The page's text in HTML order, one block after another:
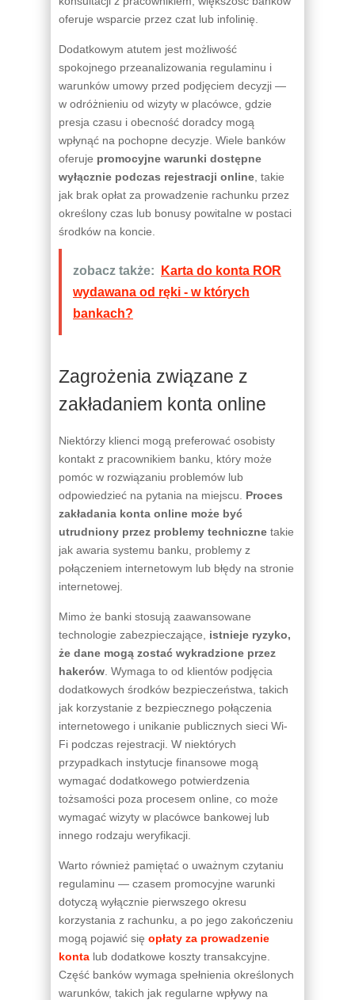
oferuje wsparcie przez czat lub infolinię.
Dodatkowym atutem jest możliwość
spokojnego przeanalizowania regulaminu i
warunków umowy przed podjęciem decyzji —
w odróżnieniu od wizyty w placówce, gdzie
presja czasu i obecność doradcy mogą
wpłynąć na pochopne decyzje. Wiele banków
oferuje promocyjne warunki dostępne
wyłącznie podczas rejestracji online , takie
jak brak opłat za prowadzenie rachunku przez
określony czas lub bonusy powitalne w postaci
środków na koncie.
zobacz także:
Karta do konta ROR
wydawana od ręki - w których
bankach?
Zagrożenia związane z
zakładaniem konta online
Niektórzy klienci mogą preferować osobisty
kontakt z pracownikiem banku, który może
pomóc w rozwiązaniu problemów lub
odpowiedzieć na pytania na miejscu. Proces
zakładania konta online może być
utrudniony przez problemy techniczne takie
jak awaria systemu banku, problemy z
połączeniem internetowym lub błędy na stronie
internetowej.
Mimo że banki stosują zaawansowane
technologie zabezpieczające, istnieje ryzyko,
że dane mogą zostać wykradzione przez
hakerów . Wymaga to od klientów podjęcia
dodatkowych środków bezpieczeństwa, takich
jak korzystanie z bezpiecznego połączenia
internetowego i unikanie publicznych sieci Wi-
Fi podczas rejestracji. W niektórych
przypadkach instytucje finansowe mogą
wymagać dodatkowego potwierdzenia
tożsamości poza procesem online, co może
wymagać wizyty w placówce bankowej lub
innego rodzaju weryfikacji.
Warto również pamiętać o uważnym czytaniu
regulaminu — czasem promocyjne warunki
dotyczą wyłącznie pierwszego okresu
korzystania z rachunku, a po jego zakończeniu
mogą pojawić się opłaty za prowadzenie
konta lub dodatkowe koszty transakcyjne.
Część banków wymaga spełnienia określonych
warunków, takich jak regularne wpływy na